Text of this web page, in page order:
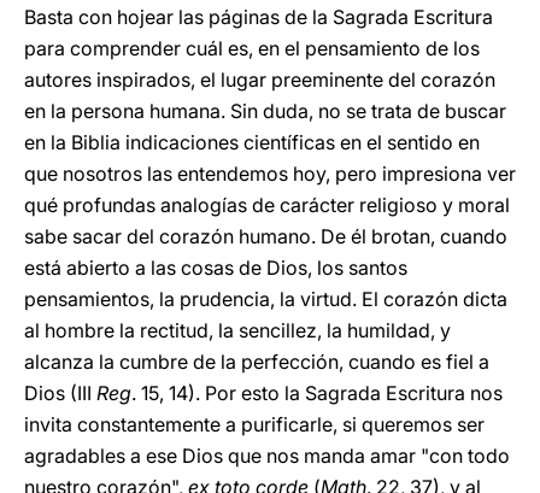
Basta con hojear las páginas de la Sagrada Escritura
para comprender cuál es, en el pensamiento de los
autores inspirados, el lugar preeminente del corazón
en la persona humana. Sin duda, no se trata de buscar
en la Biblia indicaciones científicas en el sentido en
que nosotros las entendemos hoy, pero impresiona ver
qué profundas analogías de carácter religioso y moral
sabe sacar del corazón humano. De él brotan, cuando
está abierto a las cosas de Dios, los santos
pensamientos, la prudencia, la virtud. El corazón dicta
al hombre la rectitud, la sencillez, la humildad, y
alcanza la cumbre de la perfección, cuando es fiel a
Dios (III Reg. 15, 14). Por esto la Sagrada Escritura nos
invita constantemente a purificarle, si queremos ser
agradables a ese Dios que nos manda amar "con todo
nuestro corazón", ex toto corde (Math. 22, 37), y al